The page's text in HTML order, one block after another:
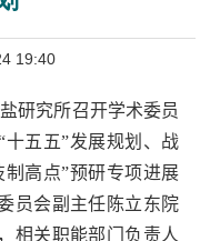
19:40
研究所召开学术委员
五五”发展规划、战
高点”预研专项进展
员会副主任陈立东院
相关职能部门负责人